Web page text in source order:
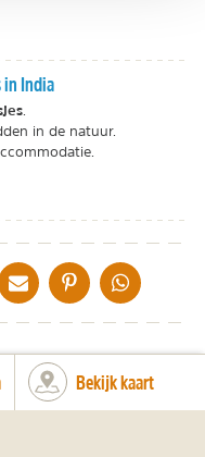
in India
in de natuur.
X
DELEN VIA DE MAIL
DELEN OP PINTEREST
DELEN OP
Bekijk kaart